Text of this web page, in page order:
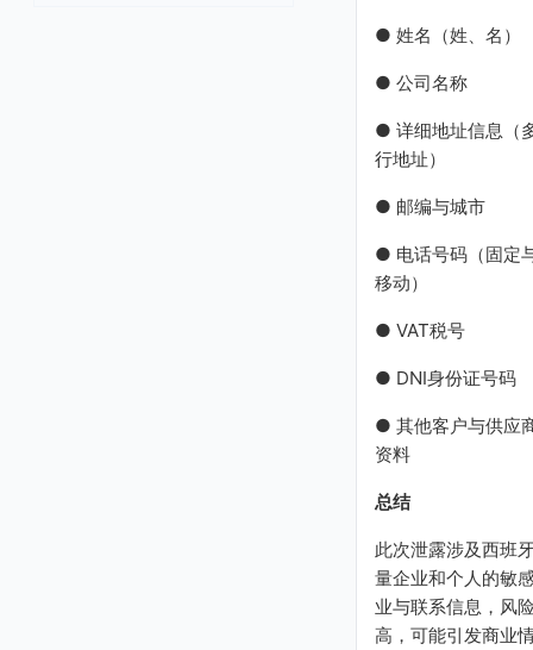
● 姓名（姓、名）
● 公司名称
● 详细地址信息（
行地址）
● 邮编与城市
● 电话号码（固定
移动）
● VAT税号
● DNI身份证号码
● 其他客户与供应
资料
总结
此次泄露涉及西班
量企业和个人的敏
业与联系信息，风
高，可能引发商业